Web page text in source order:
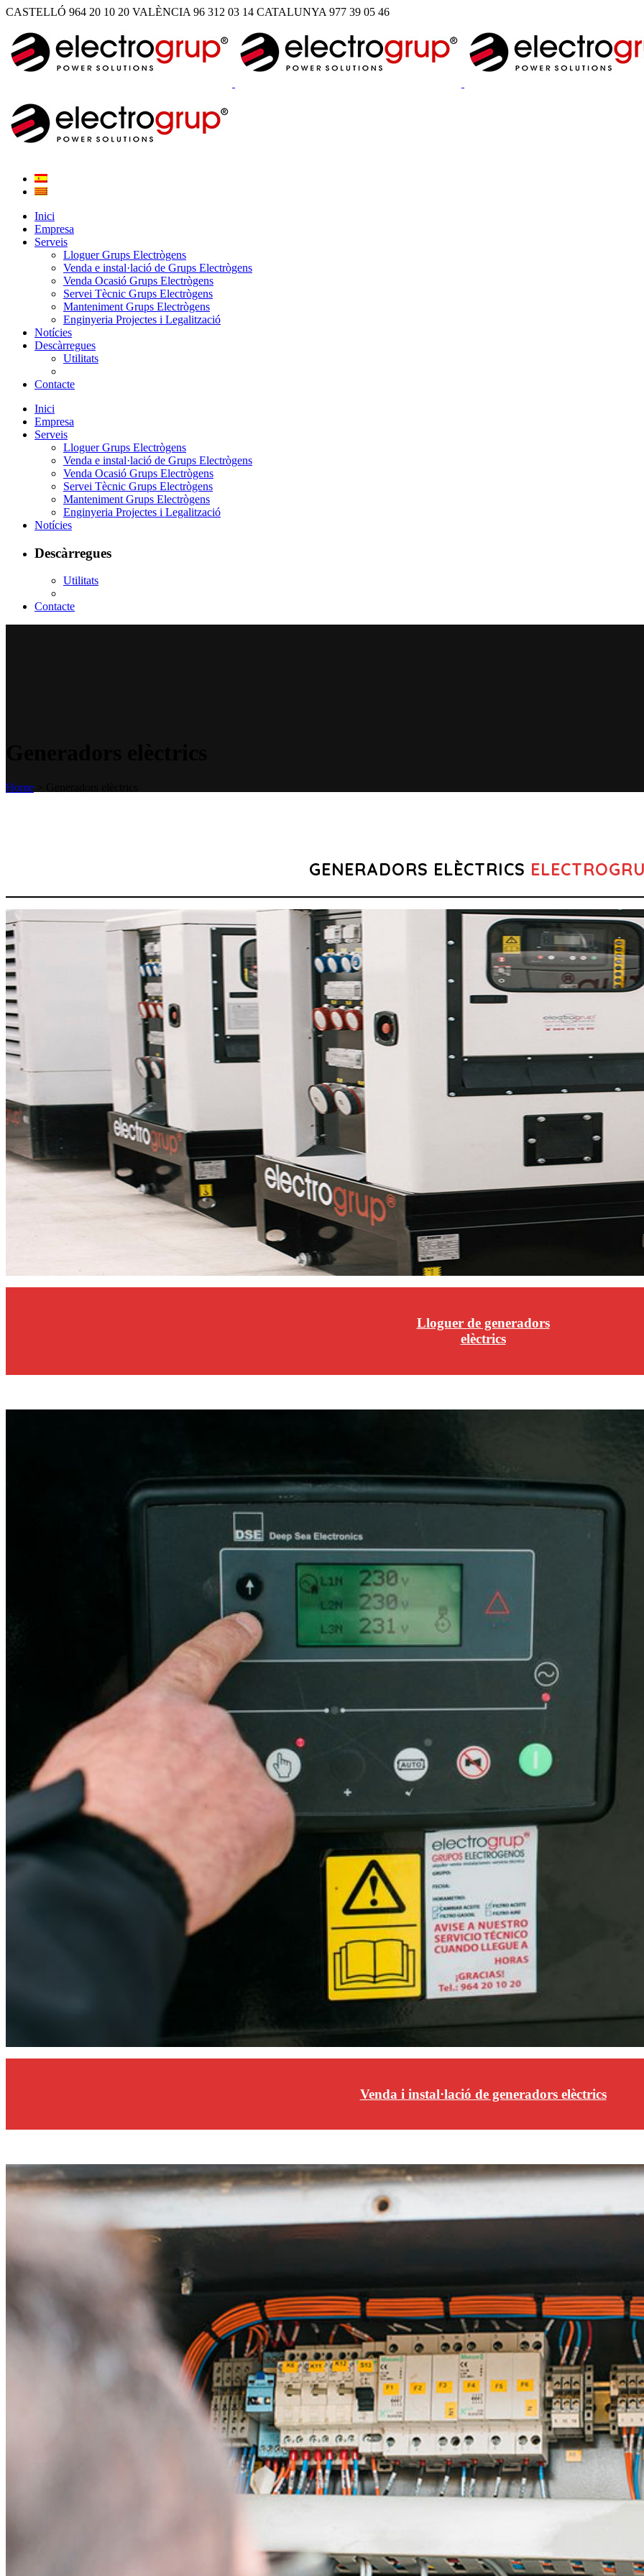
CASTELLÓ 964 20 10 20 VALÈNCIA 96 312 03 14 CATALUNYA 977 39 05 46
Inici
Empresa
Serveis
Lloguer Grups Electrògens
Venda e instal·lació de Grups Electrògens
Venda Ocasió Grups Electrògens
Servei Tècnic Grups Electrògens
Manteniment Grups Electrògens
Enginyeria Projectes i Legalització
Notícies
Descàrregues
Utilitats
Contacte
Inici
Empresa
Serveis
Lloguer Grups Electrògens
Venda e instal·lació de Grups Electrògens
Venda Ocasió Grups Electrògens
Servei Tècnic Grups Electrògens
Manteniment Grups Electrògens
Enginyeria Projectes i Legalització
Notícies
Descàrregues
Utilitats
Contacte
Home
GENERADORS ELÈCTRICS
Lloguer de generadors
elèctrics
Venda i instal·lació de generadors elèctrics